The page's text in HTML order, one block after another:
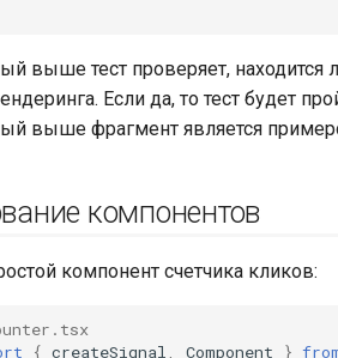
выше тест проверяет, находится
Если да, то тест будет
выше фрагмент является
компонентов
компонент счетчика кликов:
{ createSignal Component }